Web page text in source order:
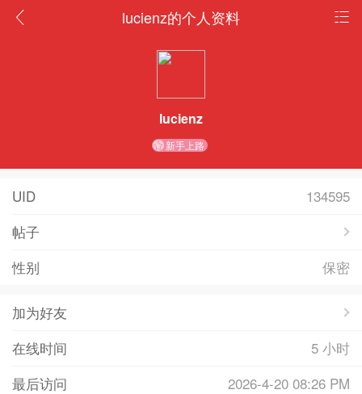
lucienz的个人资料
lucienz
新手上路
UID
134595
帖子
性别
保密
加为好友
在线时间
5 小时
最后访问
2026-4-20 08:26 PM